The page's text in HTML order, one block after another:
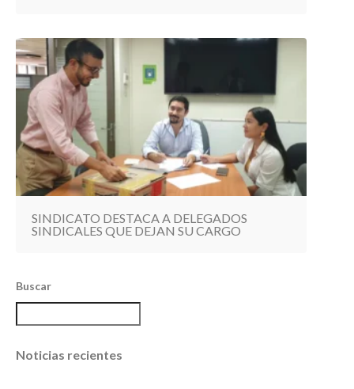
SINDICATO DESTACA A DELEGADOS
SINDICALES QUE DEJAN SU CARGO
Buscar
Noticias recientes